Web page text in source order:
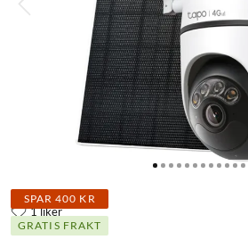
SPAR 400 KR
GRATIS FRAKT
1 liker